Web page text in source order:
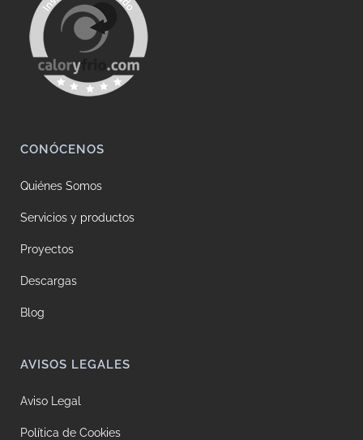
CONÓCENOS
Quiénes Somos
Servicios y productos
Proyectos
Descargas
Blog
AVISOS LEGALES
Aviso Legal
Política de Cookies